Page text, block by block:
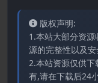
版权声明:
1.本站大部分资
源的完整性以及安
2.本站资源仅供
有,请在下载后24